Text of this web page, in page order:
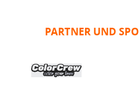
PARTNER UND